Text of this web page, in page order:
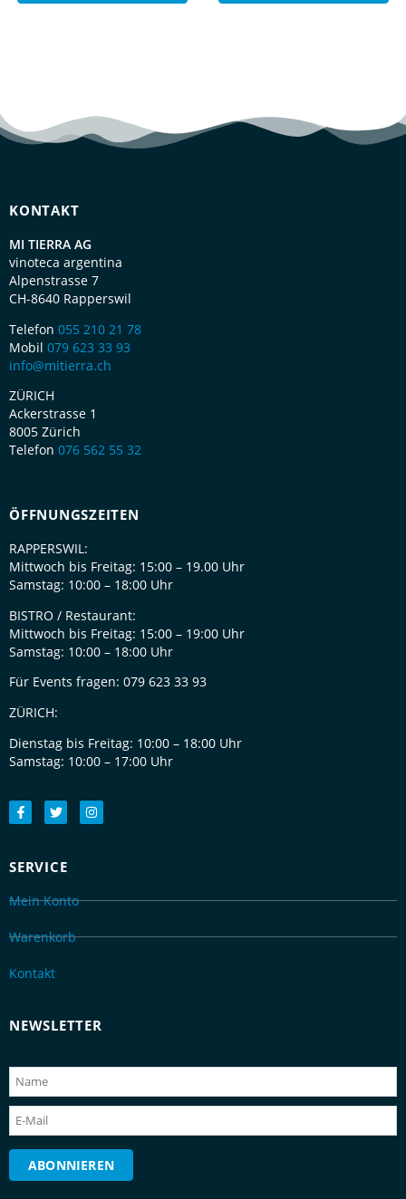
KONTAKT
MI TIERRA AG
vinoteca argentina
Alpenstrasse 7
CH-8640 Rapperswil
Telefon 055 210 21 78
Mobil 079 623 33 93
info@mitierra.ch
ZÜRICH
Ackerstrasse 1
8005 Zürich
Telefon 076 562 55 32
ÖFFNUNGSZEITEN
RAPPERSWIL:
Mittwoch bis Freitag: 15:00 – 19.00 Uhr
Samstag: 10:00 – 18:00 Uhr
BISTRO / Restaurant:
Mittwoch bis Freitag: 15:00 – 19:00 Uhr
Samstag: 10:00 – 18:00 Uhr
Für Events fragen: 079 623 33 93
ZÜRICH:
Dienstag bis Freitag: 10:00 – 18:00 Uhr
Samstag: 10:00 – 17:00 Uhr
SERVICE
Mein Konto
Warenkorb
Kontakt
NEWSLETTER